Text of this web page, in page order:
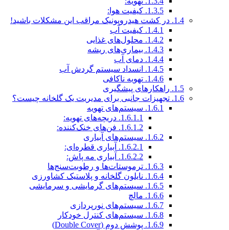
1.3.5. کیفیت هوا:
1.4. در کشت هیدروپونیک مراقب این مشکلات باشید!
1.4.1. کیفیت آب
1.4.2. محلول‌های غذایی
1.4.3. بیماری‌های ریشه
1.4.4. دمای آب
1.4.5.
انسداد سیستم گردش آب
1.4.6. تهویه ناکافی
1.5. راهکارهای پیشگیری
1.6. تجهیزات جانبی برای مدیریت یک گلخانه چیست؟
1.6.1. سیستم‌های تهویه
1.6.1.1. دریچه‌های تهویه:
1.6.1.2. فن‌های خنک‌کننده:
1.6.2. سیستم‌های آبیاری
1.6.2.1.
آبیاری قطره‌ای:
1.6.2.2.
آبیاری مه پاش:
1.6.3. ترموستات‌ها و رطوبت‌سنج‌ها
1.6.4. نایلون گلخانه و پلاستیک کشاورزی
1.6.5. سیستم‌های گرمایشی و سرمایشی
1.6.6. مالچ
1.6.7. سیستم‌های نورپردازی
1.6.8. سیستم‌های کنترل خودکار
1.6.9. پوشش دوم (Double Cover)